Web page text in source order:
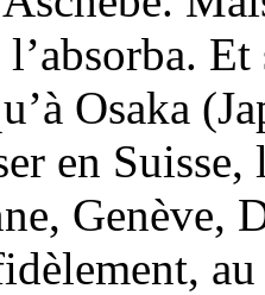
Osaka
en
Genève,
au